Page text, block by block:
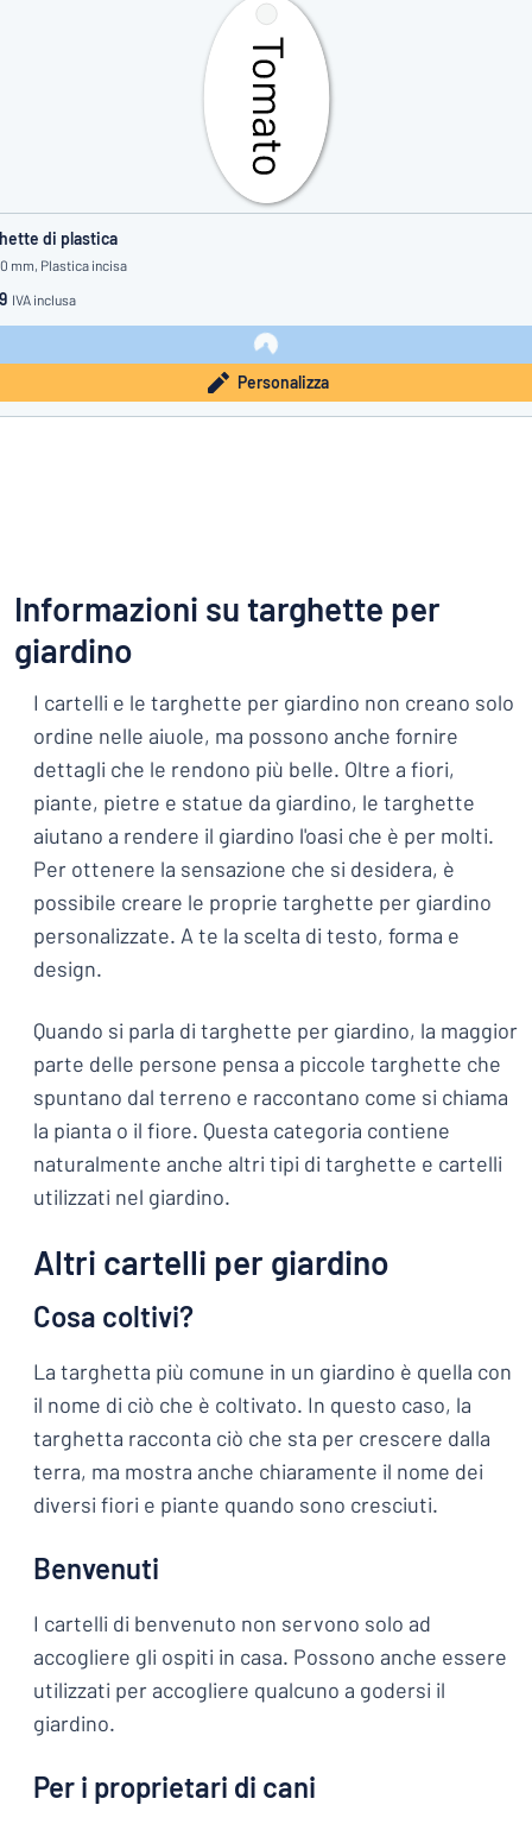
di plastica
mm, Plastica incisa
IVA inclusa
Personalizza
Informazioni su targhette per
giardino
I cartelli e le targhette per giardino non creano solo
ordine nelle aiuole, ma possono anche fornire
dettagli che le rendono più belle. Oltre a fiori,
piante, pietre e statue da giardino, le targhette
aiutano a rendere il giardino l'oasi che è per molti.
Per ottenere la sensazione che si desidera, è
possibile creare le proprie targhette per giardino
personalizzate. A te la scelta di testo, forma e
design.
Quando si parla di targhette per giardino, la maggior
parte delle persone pensa a piccole targhette che
spuntano dal terreno e raccontano come si chiama
la pianta o il fiore. Questa categoria contiene
naturalmente anche altri tipi di targhette e cartelli
utilizzati nel giardino.
Altri cartelli per giardino
Cosa coltivi?
La targhetta più comune in un giardino è quella con
il nome di ciò che è coltivato. In questo caso, la
targhetta racconta ciò che sta per crescere dalla
terra, ma mostra anche chiaramente il nome dei
diversi fiori e piante quando sono cresciuti.
Benvenuti
I cartelli di benvenuto non servono solo ad
accogliere gli ospiti in casa. Possono anche essere
utilizzati per accogliere qualcuno a godersi il
giardino.
Per i proprietari di cani